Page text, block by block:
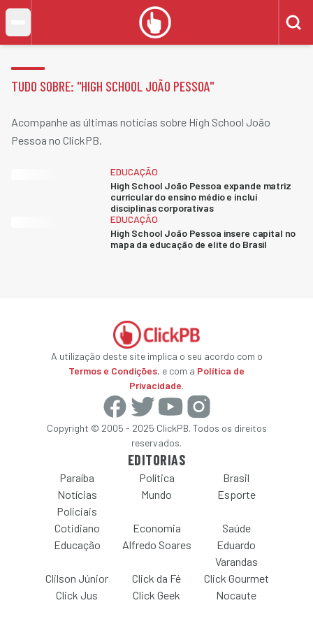
TUDO SOBRE: "HIGH SCHOOL JOÃO PESSOA"
Acompanhe as últimas notícias sobre High School João
Pessoa no ClickPB.
EDUCAÇÃO
High School João Pessoa expande matriz
curricular do ensino médio e inclui
disciplinas corporativas
EDUCAÇÃO
High School João Pessoa insere capital no
mapa da educação de elite do Brasil
A utilização deste site implica o seu acordo com o
Termos e Condições, e com a Política de
Privacidade.
Copyright © 2005 - 2025 ClickPB. Todos os direitos
reservados.
EDITORIAS
Paraíba Política
Brasil
Notícias
Policiais
Mundo Esporte
Cotidiano Economia
Saúde
Educação
Alfredo Soares
Eduardo
Varandas
Clilson Júnior
Click da Fé
Click Gourmet
Click Jus
Click Geek Nocaute